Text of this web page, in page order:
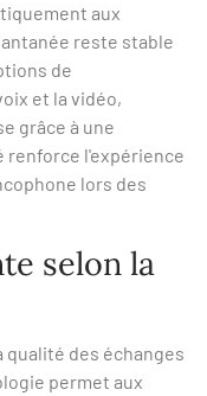
aux
reste stable
de
et la vidéo,
grâce à une
l'expérience
lors des
selon la
qualité des échanges
permet aux